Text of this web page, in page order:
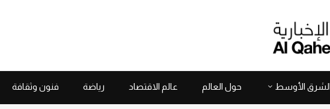
الشرق الأوسط حول العالم عالم الاقتصاد رياضة فنون وثقافة